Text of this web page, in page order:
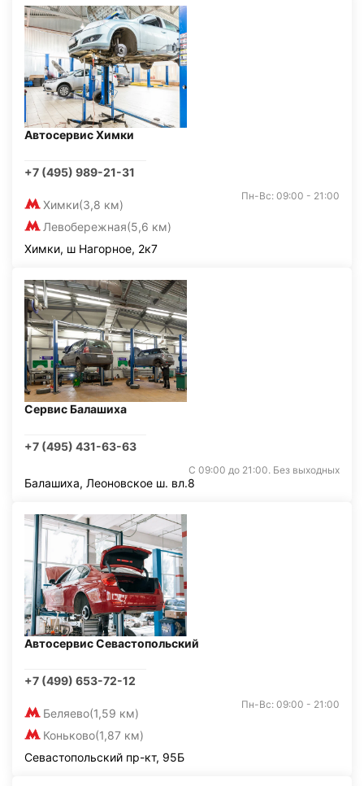
Автосервис Химки
+7 (495) 989-21-31
Химки(3,8 км)
Левобережная(5,6 км)
Пн-Вс: 09:00 - 21:00
Химки, ш Нагорное, 2к7
Сервис Балашиха
+7 (495) 431-63-63
С 09:00 до 21:00. Без выходных
Балашиха, Леоновское ш. вл.8
Автосервис Севастопольский
+7 (499) 653-72-12
Беляево(1,59 км)
Коньково(1,87 км)
Пн-Вс: 09:00 - 21:00
Севастопольский пр-кт, 95Б